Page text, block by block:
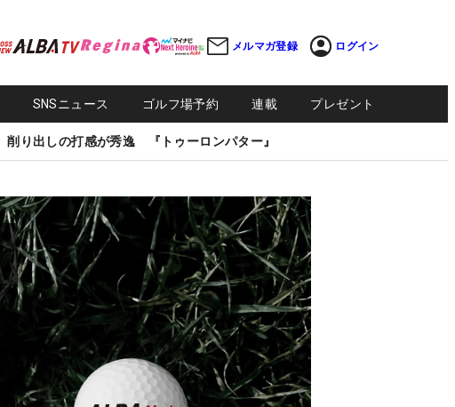
メルマガ登録 ログイン
SNSニュース ゴルフ場予約 連載 プレゼント
削り出しの打感が秀逸 『トゥーロンパター』